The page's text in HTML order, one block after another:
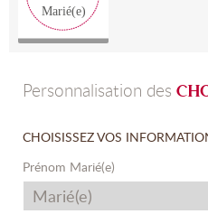
Marié(e)
Personnalisation des
CHOISISSEZ VOS
Prénom Marié(e)